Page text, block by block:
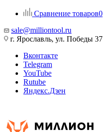
Сравнение товаров0
sale@milliontool.ru
г. Ярославль, ул. Победы 37
Вконтакте
Telegram
YouTube
Rutube
Яндекс.Дзен